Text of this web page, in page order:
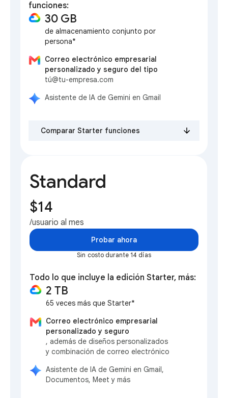
funciones:
30 GB
de almacenamiento conjunto por
persona*
Correo electrónico empresarial
personalizado y seguro del tipo
tú@tu-empresa.com
Asistente de IA de Gemini en Gmail
Comparar Starter funciones
Standard
$14
/usuario al mes
Probar ahora
Sin costo durante 14 días
Todo lo que incluye la edición Starter, más:
2 TB
65 veces más que Starter*
Correo electrónico empresarial
personalizado y seguro
, además de diseños personalizados
y combinación de correo electrónico
Asistente de IA de Gemini en Gmail,
Documentos, Meet y más